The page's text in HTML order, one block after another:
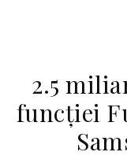
2.5
funcției